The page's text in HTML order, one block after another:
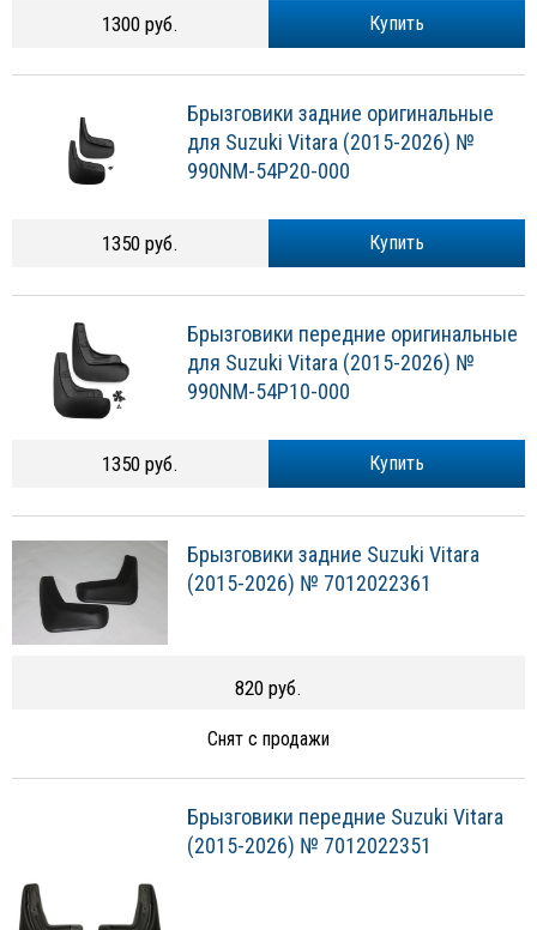
Купить
1300 руб.
Брызговики задние оригинальные
для Suzuki Vitara (2015-2026) №
990NM-54P20-000
Купить
1350 руб.
Брызговики передние оригинальные
для Suzuki Vitara (2015-2026) №
990NM-54P10-000
Купить
1350 руб.
Брызговики задние Suzuki Vitara
(2015-2026) № 7012022361
820 руб.
Снят с продажи
Брызговики передние Suzuki Vitara
(2015-2026) № 7012022351